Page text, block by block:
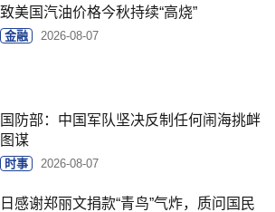
致美国汽油价格今秋持续“高烧”
金融 2026-08-07
国防部：中国军队坚决反制任何闹海挑衅
图谋
时事 2026-08-07
日感谢郑丽文捐款“青鸟”气炸，质问国民